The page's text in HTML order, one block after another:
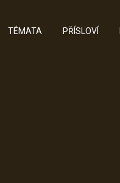
TÉMATA PŘÍSLOVÍ